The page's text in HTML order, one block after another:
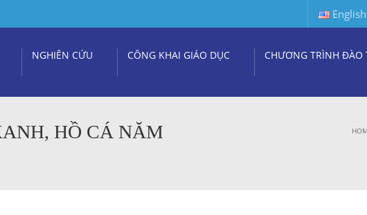
English
NGHIÊN CỨU CÔNG KHAI GIÁO DỤC CHƯƠNG TRÌNH ĐÀO
HỒ CÁ NĂM